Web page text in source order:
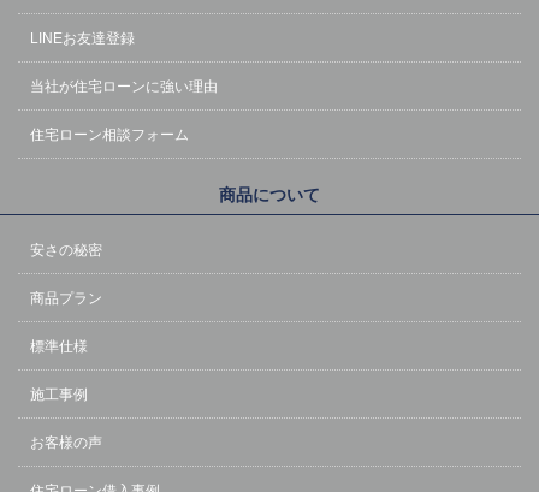
LINEお友達登録
当社が住宅ローンに強い理由
住宅ローン相談フォーム
商品について
安さの秘密
商品プラン
標準仕様
施工事例
お客様の声